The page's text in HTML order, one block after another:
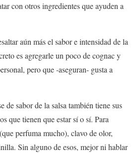
con otros ingredientes que ayuden a
aún más el sabor e intensidad de la
es agregarle un poco de cognac y
pero que -aseguran- gusta a
de sabor de la salsa también tiene sus
que tienen que estar sí o sí. Para
perfuma mucho), clavo de olor,
Sin alguno de esos, mejor ni hablar